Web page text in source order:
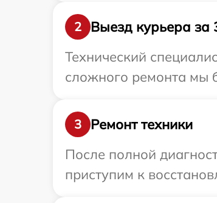
2
Выезд курьера за
Технический
сложного ремонта мы
3
Ремонт техники
После полной
приступим к